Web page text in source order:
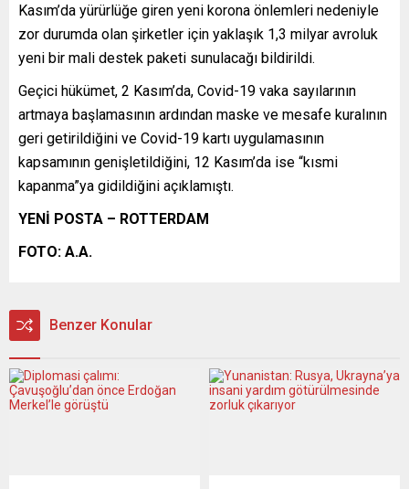
Kasım’da yürürlüğe giren yeni korona önlemleri nedeniyle
zor durumda olan şirketler için yaklaşık 1,3 milyar avroluk
yeni bir mali destek paketi sunulacağı bildirildi.
Geçici hükümet, 2 Kasım’da, Covid-19 vaka sayılarının
artmaya başlamasının ardından maske ve mesafe kuralının
geri getirildiğini ve Covid-19 kartı uygulamasının
kapsamının genişletildiğini, 12 Kasım’da ise “kısmi
kapanma”ya gidildiğini açıklamıştı.
YENİ POSTA – ROTTERDAM
FOTO: A.A.
Benzer Konular